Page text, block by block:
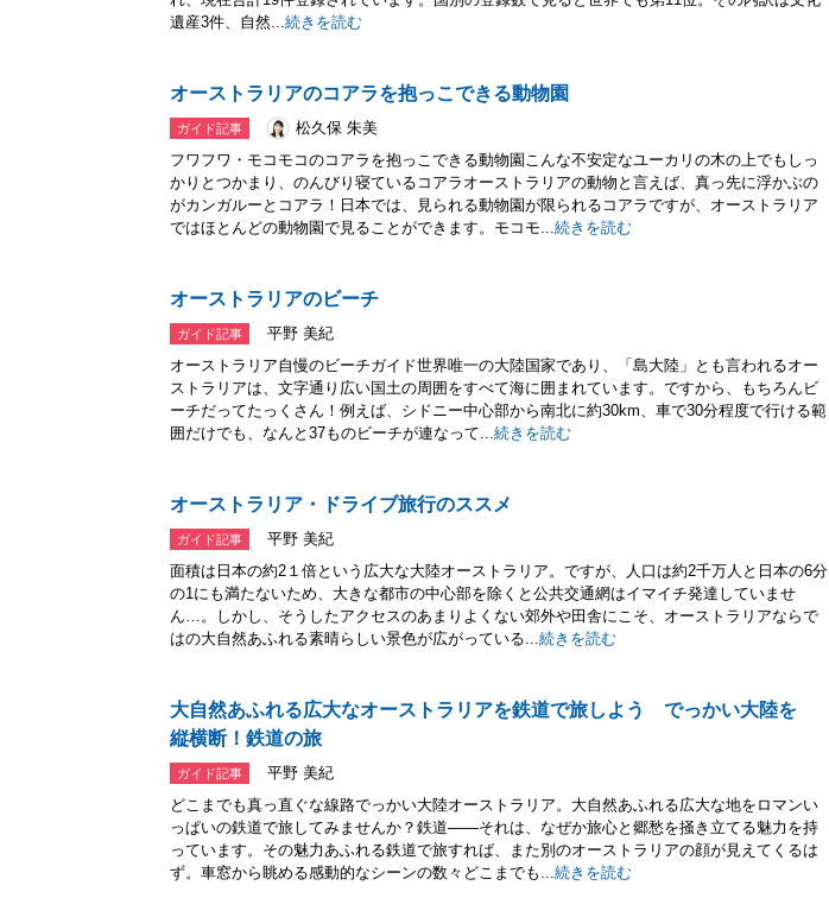
遺産3件、自然...続きを読む
オーストラリアのコアラを抱っこできる動物園
ガイド記事
松久保 朱美
フワフワ・モコモコのコアラを抱っこできる動物園こんな不安定なユーカリの木の上でもしっ
かりとつかまり、のんびり寝ているコアラオーストラリアの動物と言えば、真っ先に浮かぶの
がカンガルーとコアラ！日本では、見られる動物園が限られるコアラですが、オーストラリア
ではほとんどの動物園で見ることができます。モコモ...続きを読む
オーストラリアのビーチ
ガイド記事
平野 美紀
オーストラリア自慢のビーチガイド世界唯一の大陸国家であり、「島大陸」とも言われるオー
ストラリアは、文字通り広い国土の周囲をすべて海に囲まれています。ですから、もちろんビ
ーチだってたっくさん！例えば、シドニー中心部から南北に約30km、車で30分程度で行ける範
囲だけでも、なんと37ものビーチが連なって...続きを読む
オーストラリア・ドライブ旅行のススメ
ガイド記事
平野 美紀
面積は日本の約2１倍という広大な大陸オーストラリア。ですが、人口は約2千万人と日本の6分
の1にも満たないため、大きな都市の中心部を除くと公共交通網はイマイチ発達していませ
ん…。しかし、そうしたアクセスのあまりよくない郊外や田舎にこそ、オーストラリアならで
はの大自然あふれる素晴らしい景色が広がっている...続きを読む
大自然あふれる広大なオーストラリアを鉄道で旅しよう でっかい大陸を
縦横断！鉄道の旅
ガイド記事
平野 美紀
どこまでも真っ直ぐな線路でっかい大陸オーストラリア。大自然あふれる広大な地をロマンい
っぱいの鉄道で旅してみませんか？鉄道――それは、なぜか旅心と郷愁を掻き立てる魅力を持
っています。その魅力あふれる鉄道で旅すれば、また別のオーストラリアの顔が見えてくるは
ず。車窓から眺める感動的なシーンの数々どこまでも...続きを読む